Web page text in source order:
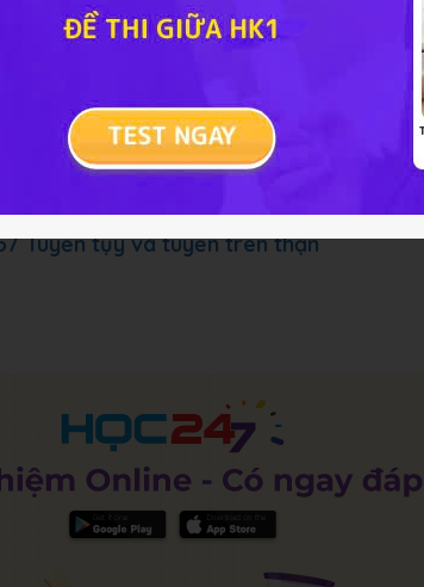
HOC247 cung cấp đáp án và lời giải
Loại bài: Bài tập Chủ đề :
dưới đây, bấm vàoBắt đầu thi để làm toàn bài
Tuyến tụy và tuyến trên thận